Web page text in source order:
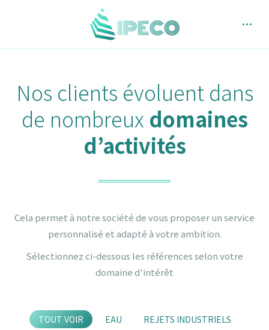
Nos clients évoluent dans
de nombreux domaines
d’activités
Cela permet à notre société de vous proposer un service
personnalisé et adapté à votre ambition.
Sélectionnez ci-dessous les références selon votre
domaine d’intérêt
TOUT VOIR
EAU
REJETS INDUSTRIELS